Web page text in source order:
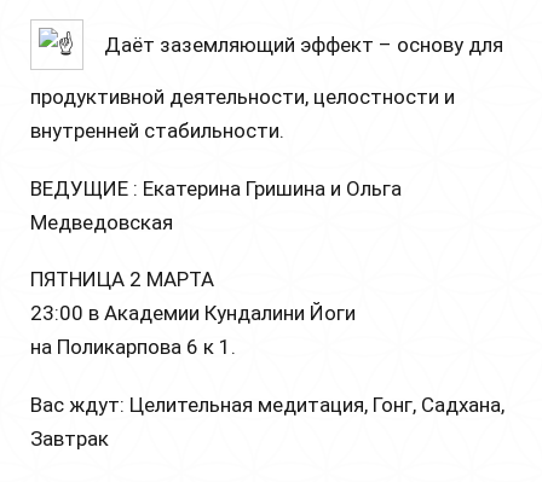
Даёт заземляющий эффект – основу для
продуктивной деятельности, целостности и
внутренней стабильности.
ВЕДУЩИЕ : Екатерина Гришина и Ольга
Медведовская
ПЯТНИЦА 2 МАРТА
23:00 в Академии Кундалини Йоги
на Поликарпова 6 к 1.
Вас ждут: Целительная медитация, Гонг, Садхана,
Завтрак